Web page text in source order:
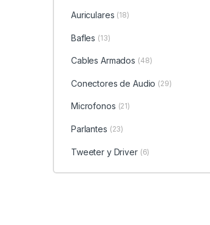
Auriculares (18)
Bafles (13)
Cables Armados (48)
Conectores de Audio (29)
Microfonos (21)
Parlantes (23)
Tweeter y Driver (6)